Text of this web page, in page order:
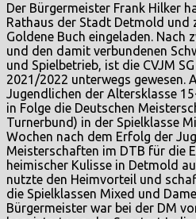
Der Bürgermeister Frank Hilker
Rathaus der Stadt Detmold und
Goldene Buch eingeladen. Nach
und den damit verbundenen
und Spielbetrieb, ist die CVJM
2021/2022 unterwegs gewesen.
Jugendlichen der Altersklasse
in Folge die Deutschen
Turnerbund) in der Spielklasse
Wochen nach dem Erfolg der
Meisterschaften im DTB für die
heimischer Kulisse in Detmold
nutzte den Heimvorteil und
die Spielklassen Mixed und
Bürgermeister war bei der DM